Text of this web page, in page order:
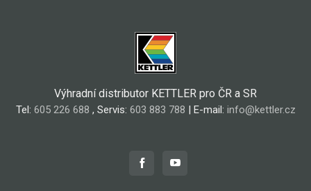
Výhradní distributor KETTLER pro ČR a SR
Tel: 605 226 688 , Servis: 603 883 788 | E-mail: info@kettler.cz